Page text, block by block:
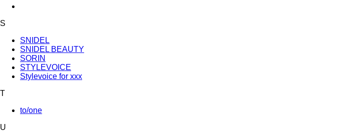
S
SNIDEL
SNIDEL BEAUTY
SORIN
STYLEVOICE
Stylevoice for xxx
T
to/one
U